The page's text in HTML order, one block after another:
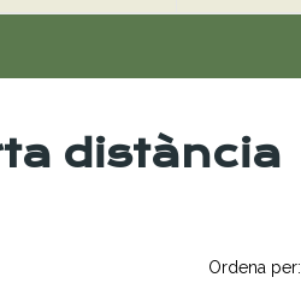
distància
Ordena per: